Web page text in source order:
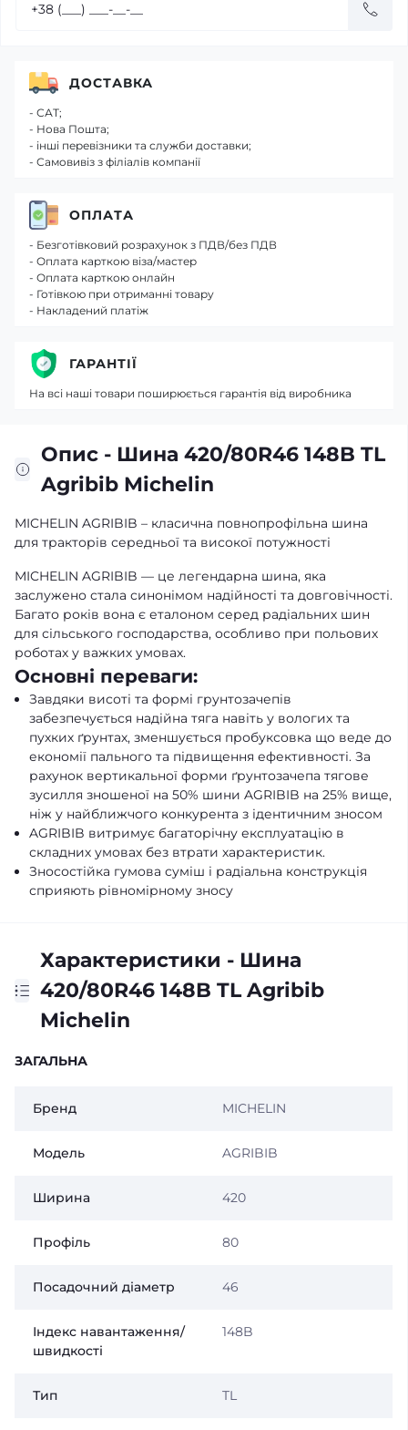
Опис - Шина 420/80R46 148B TL
Agribib Michelin
MICHELIN AGRIBIB – класична повнопрофільна шина
для тракторів середньої та високої потужності
MICHELIN AGRIBIB — це легендарна шина, яка
заслужено стала синонімом надійності та довговічності.
Багато років вона є еталоном серед радіальних шин
для сільського господарства, особливо при польових
роботах у важких умовах.
Основні переваги:
Завдяки висоті та формі грунтозачепів
забезпечується надійна тяга навіть у вологих та
пухких ґрунтах, зменшується пробуксовка що веде до
економії пального та підвищення ефективності. За
рахунок вертикальної форми ґрунтозачепа тягове
зусилля зношеної на 50% шини AGRIBIB на 25% вище,
ніж у найближчого конкурента з ідентичним зносом
AGRIBIB витримує багаторічну експлуатацію в
складних умовах без втрати характеристик.
Зносостійка гумова суміш і радіальна конструкція
сприяють рівномірному зносу
Характеристики - Шина
420/80R46 148B TL Agribib
Michelin
ЗАГАЛЬНА
Бренд MICHELIN
Модель AGRIBIB
Ширина 420
Профіль 80
Посадочний діаметр 46
Індекс навантаження/
швидкості
148B
Тип TL
ДОСТАВКА
- САТ;
- Нова Пошта;
- інші перевізники та служби доставки;
- Самовивіз з філіалів компанії
ОПЛАТА
- Безготівковий розрахунок з ПДВ/без ПДВ
- Оплата карткою віза/мастер
- Оплата карткою онлайн
- Готівкою при отриманні товару
- Накладений платіж
ГАРАНТІЇ
На всі наші товари поширюється гарантія від виробника